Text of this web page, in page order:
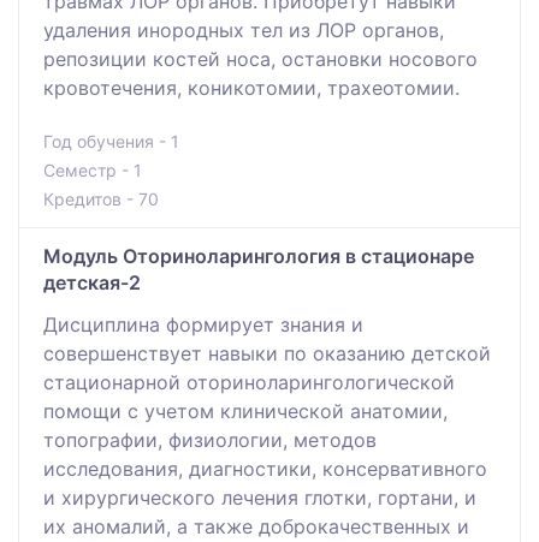
удаления инородных тел из ЛОР органов,
репозиции костей носа, остановки носового
кровотечения, коникотомии, трахеотомии.
Год обучения - 1
Семестр - 1
Кредитов - 70
Модуль Оториноларингология в стационаре
детская-2
Дисциплина формирует знания и
совершенствует навыки по оказанию детской
стационарной оториноларингологической
помощи с учетом клинической анатомии,
топографии, физиологии, методов
исследования, диагностики, консервативного
и хирургического лечения глотки, гортани, и
их аномалий, а также доброкачественных и